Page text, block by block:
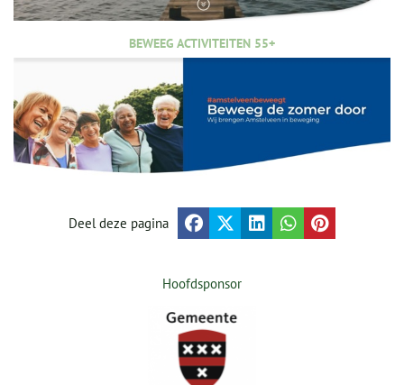
BEWEEG ACTIVITEITEN 55+
Deel deze pagina
Hoofdsponsor